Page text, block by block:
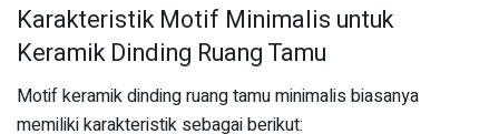
Karakteristik Motif Minimalis untuk
Keramik Dinding Ruang Tamu
Motif keramik dinding ruang tamu minimalis biasanya
memiliki karakteristik sebagai berikut: